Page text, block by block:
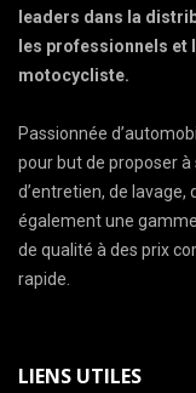
leaders dans la
les professionnels et
motocycliste.
Passionnée
pour but de proposer
d’entretien, de
également une
de qualité à des prix
rapide.
LIENS UTILES